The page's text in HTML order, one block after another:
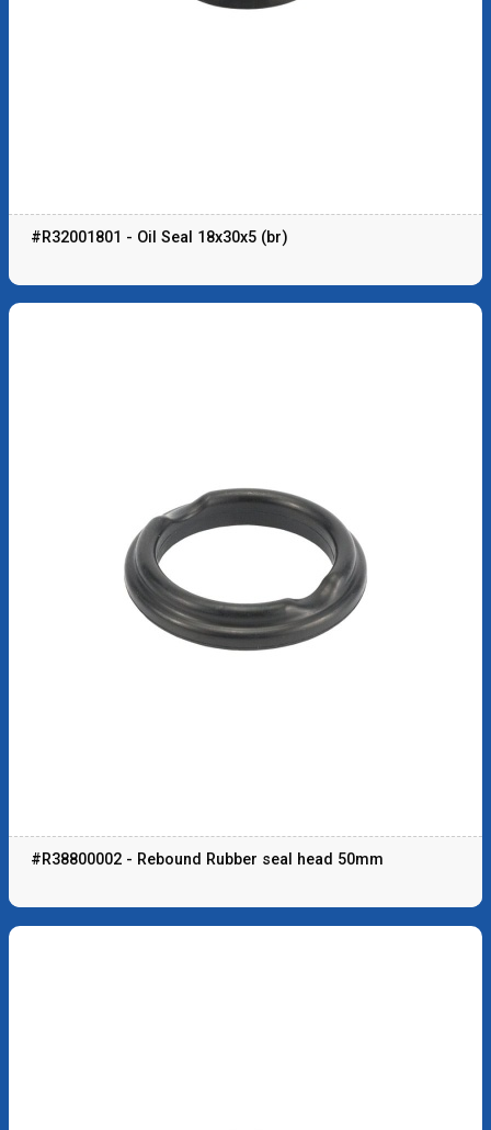
#R32001801 - Oil Seal 18x30x5 (br)
#R38800002 - Rebound Rubber seal head 50mm